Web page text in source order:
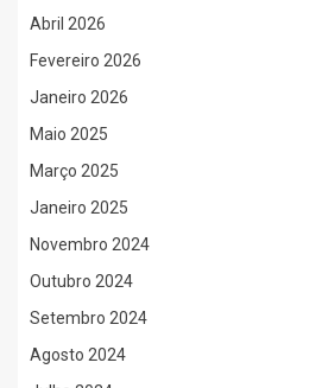
Abril 2026
Fevereiro 2026
Janeiro 2026
Maio 2025
Março 2025
Janeiro 2025
Novembro 2024
Outubro 2024
Setembro 2024
Agosto 2024